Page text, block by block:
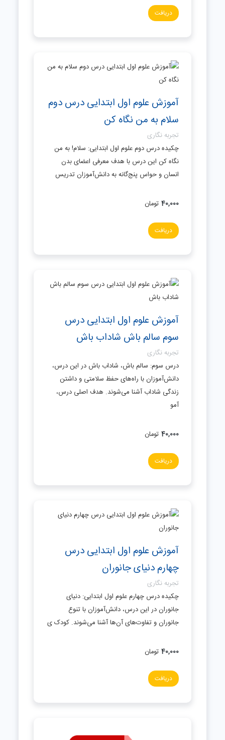
دریافت
آموزش علوم اول ابتدایی درس دوم
سلام به من نگاه کن
تجربه نگاری
چکیده درس دوم علوم اول ابتدایی: سلام! به من
نگاه کن این درس با هدف معرفی اعضای بدن
انسان و حواس پنج‌گانه به دانش‌آموزان تدریس
40,000 تومان
دریافت
آموزش علوم اول ابتدایی درس
سوم سالم باش شاداب باش
تجربه نگاری
درس سوم: سالم باش، شاداب باش در این درس،
دانش‌آموزان با راه‌های حفظ سلامتی و داشتن
زندگی شاداب آشنا می‌شوند. هدف اصلی درس،
آمو
40,000 تومان
دریافت
آموزش علوم اول ابتدایی درس
چهارم دنیای جانوران
تجربه نگاری
چکیده درس چهارم علوم اول ابتدایی: دنیای
جانوران در این درس، دانش‌آموزان با تنوع
جانوران و تفاوت‌های آن‌ها آشنا می‌شوند. کودک ی
40,000 تومان
دریافت